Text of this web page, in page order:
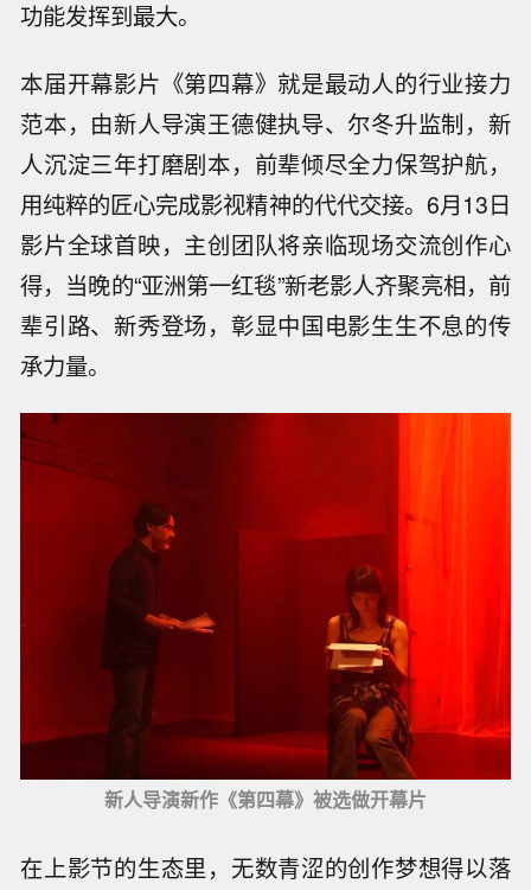
功能发挥到最大。
本届开幕影片《第四幕》就是最动人的行业接力
范本，由新人导演王德健执导、尔冬升监制，新
人沉淀三年打磨剧本，前辈倾尽全力保驾护航，
用纯粹的匠心完成影视精神的代代交接。6月13日
影片全球首映，主创团队将亲临现场交流创作心
得，当晚的“亚洲第一红毯”新老影人齐聚亮相，前
辈引路、新秀登场，彰显中国电影生生不息的传
承力量。
新人导演新作《第四幕》被选做开幕片
在上影节的生态里，无数青涩的创作梦想得以落